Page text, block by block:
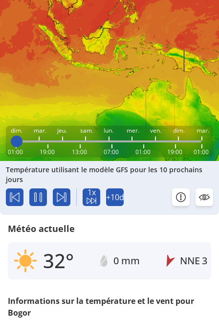
dim. mar. jeu. sam. lun. mer. ven. dim. mar.
01:00 19:00 13:00 07:00 01:00 19:00 01:00
Température utilisant le modèle GFS pour les 10 prochains
jours
1x +10d
Météo actuelle
32° 0 mm NNE3
Informations sur la température et le vent pour
Bogor